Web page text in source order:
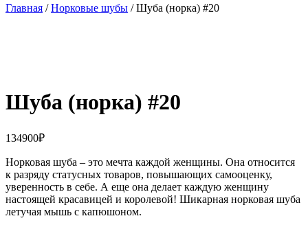
Главная /Норковые шубы / Шуба (норка) #20
Шуба (норка) #20
134900₽
Норковая шуба – это мечта каждой женщины. Она относится
к разряду статусных товаров, повышающих самооценку,
уверенность в себе. А еще она делает каждую женщину
настоящей красавицей и королевой! Шикарная норковая шуба
летучая мышь с капюшоном.